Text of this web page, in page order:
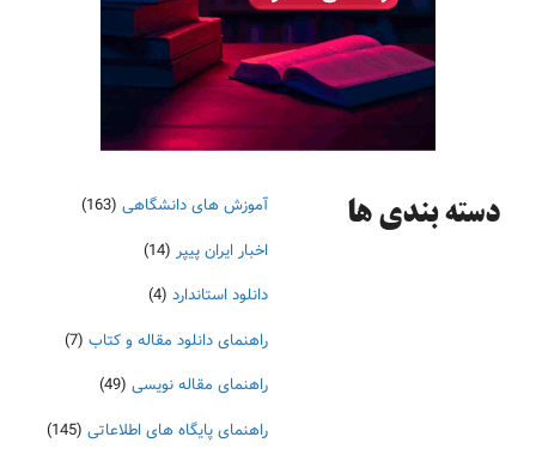
دسته‌ بندی ها آموزش های دانشگاهی (163)
اخبار ایران پیپر (14)
دانلود استاندارد (4)
راهنمای دانلود مقاله و کتاب (7)
راهنمای مقاله نویسی (49)
راهنمای پایگاه های اطلاعاتی (145)